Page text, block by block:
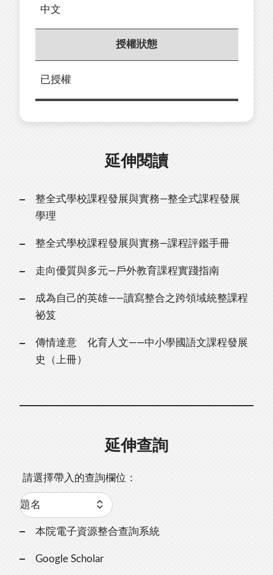
中文
授權狀態
已授權
延伸閱讀
整全式學校課程發展與實務—整全式課程發展
學理
整全式學校課程發展與實務—課程評鑑手冊
走向優質與多元—戶外教育課程實踐指南
成為自己的英雄——讀寫整合之跨領域統整課程
祕笈
傳情達意 化育人文——中小學國語文課程發展
史（上冊）
延伸查詢
請選擇帶入的查詢欄位：
本院電子資源整合查詢系統
Google Scholar